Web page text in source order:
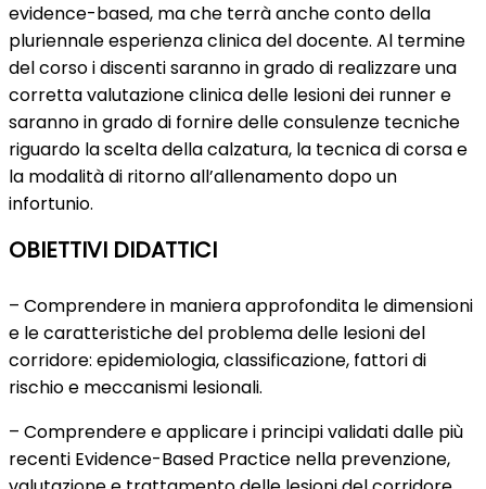
evidence-based, ma che terrà anche conto della
pluriennale esperienza clinica del docente. Al termine
del corso i discenti saranno in grado di realizzare una
corretta valutazione clinica delle lesioni dei runner e
saranno in grado di fornire delle consulenze tecniche
riguardo la scelta della calzatura, la tecnica di corsa e
la modalità di ritorno all’allenamento dopo un
infortunio.
OBIETTIVI DIDATTICI
– Comprendere in maniera approfondita le dimensioni
e le caratteristiche del problema delle lesioni del
corridore: epidemiologia, classificazione, fattori di
rischio e meccanismi lesionali.
– Comprendere e applicare i principi validati dalle più
recenti Evidence-Based Practice nella prevenzione,